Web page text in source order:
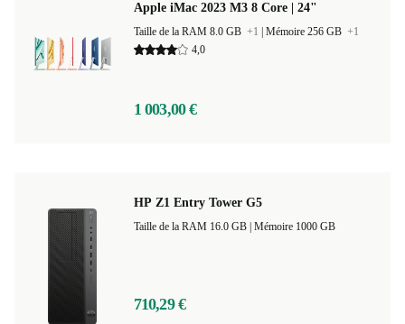
Apple iMac 2023 M3 8 Core | 24"
Taille de la RAM 8.0 GB +1 Mémoire 256 GB +1
4,0
1 003,00 €
HP Z1 Entry Tower G5
Mémoire 1000 GB
710,29 €